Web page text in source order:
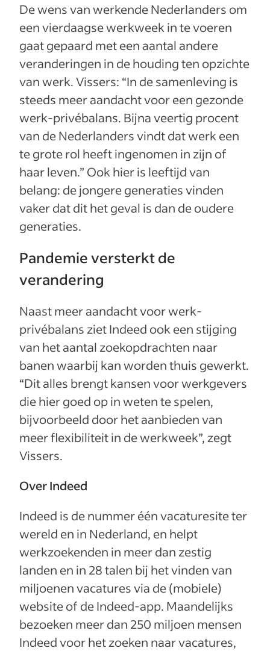
De wens van werkende Nederlanders om
een vierdaagse werkweek in te voeren
gaat gepaard met een aantal andere
veranderingen in de houding ten opzichte
van werk. Vissers: “In de samenleving is
steeds meer aandacht voor een gezonde
werk-privébalans. Bijna veertig procent
van de Nederlanders vindt dat werk een
te grote rol heeft ingenomen in zijn of
haar leven.” Ook hier is leeftijd van
belang: de jongere generaties vinden
vaker dat dit het geval is dan de oudere
generaties.
Pandemie versterkt de
verandering
Naast meer aandacht voor werk-
privébalans ziet Indeed ook een stijging
van het aantal zoekopdrachten naar
banen waarbij kan worden thuis gewerkt.
“Dit alles brengt kansen voor werkgevers
die hier goed op in weten te spelen,
bijvoorbeeld door het aanbieden van
meer flexibiliteit in de werkweek”, zegt
Vissers.
Over Indeed
Indeed is de nummer één vacaturesite ter
wereld en in Nederland, en helpt
werkzoekenden in meer dan zestig
landen en in 28 talen bij het vinden van
miljoenen vacatures via de (mobiele)
website of de Indeed-app. Maandelijks
bezoeken meer dan 250 miljoen mensen
Indeed voor het zoeken naar vacatures,